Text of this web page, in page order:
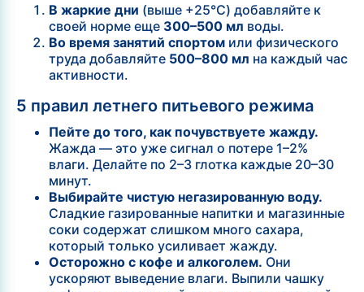
В жаркие дни (выше +25°C) добавляйте к
своей норме еще 300–500 мл воды.
Во время занятий спортом или физического
труда добавляйте 500–800 мл на каждый час
активности.
5 правил летнего питьевого режима
Пейте до того, как почувствуете жажду.
Жажда — это уже сигнал о потере 1–2%
влаги. Делайте по 2–3 глотка каждые 20–30
минут.
Выбирайте чистую негазированную воду.
Сладкие газированные напитки и магазинные
соки содержат слишком много сахара,
который только усиливает жажду.
Осторожно с кофе и алкоголем. Они
ускоряют выведение влаги. Выпили чашку